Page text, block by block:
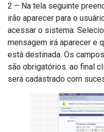
2 – Na tela seguinte
irão aparecer para o
acessar o sistema.
mensagem irá aparecer e
está destinada. Os
são obrigatórios. ao final
será cadastrado com